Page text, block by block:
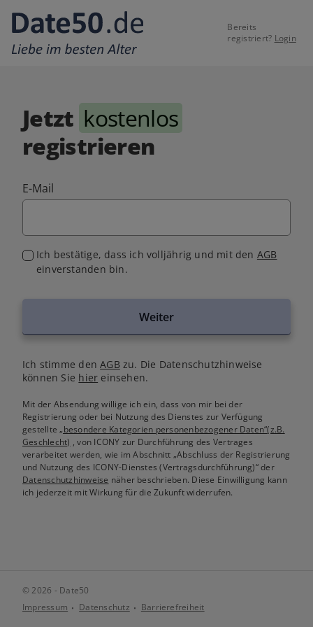
Bereits
registriert? Login
Jetzt kostenlos
registrieren
E-Mail
Ich bestätige, dass ich volljährig und mit den AGB
einverstanden bin.
Weiter
Ich stimme denAGB zu. Die Datenschutzhinweise
können Sie hier einsehen.
Mit der Absendung willige ich ein, dass von mir bei der
Registrierung oder bei Nutzung des Dienstes zur Verfügung
gestellte„besondere Kategorien personenbezogener Daten“(z.B.
Geschlecht) , von ICONY zur Durchführung des Vertrages
verarbeitet werden, wie im Abschnitt „Abschluss der Registrierung
und Nutzung des ICONY-Dienstes (Vertragsdurchführung)“ der
Datenschutzhinweise näher beschrieben. Diese Einwilligung kann
ich jederzeit mit Wirkung für die Zukunft widerrufen.
© 2026 - Date50
Impressum
Datenschutz Barrierefreiheit